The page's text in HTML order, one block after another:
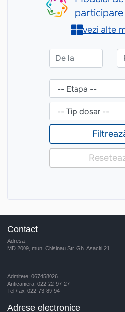
Contact
Adresa:
MD 2009, mun. Chisinau Str. Gh. Asachi 21
Admitere: 067458026
Anticamera: 022-22-97-27
Tel./fax: 022-73-89-94
Adrese electronice